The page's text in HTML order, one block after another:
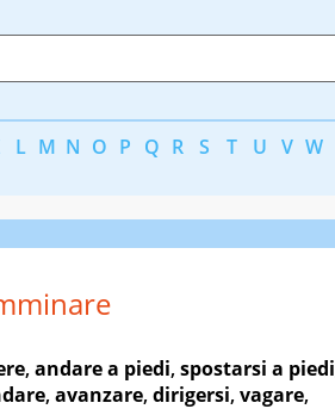
L M N O P Q R S T U V W
,andare a piedi,spostarsi a piedi
,avanzare,dirigersi,vagare,